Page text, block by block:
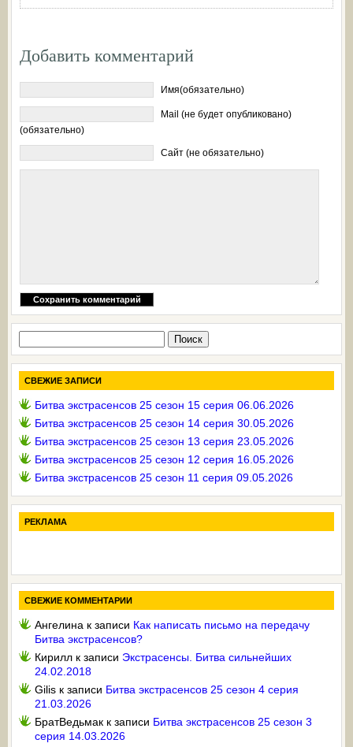
Добавить комментарий
Имя(обязательно)
Mail (не будет опубликовано)
(обязательно)
Сайт (не обязательно)
СВЕЖИЕ ЗАПИСИ
Битва экстрасенсов 25 сезон 15 серия 06.06.2026
Битва экстрасенсов 25 сезон 14 серия 30.05.2026
Битва экстрасенсов 25 сезон 13 серия 23.05.2026
Битва экстрасенсов 25 сезон 12 серия 16.05.2026
Битва экстрасенсов 25 сезон 11 серия 09.05.2026
РЕКЛАМА
СВЕЖИЕ КОММЕНТАРИИ
Ангелина к записи Как написать письмо на передачу
Битва экстрасенсов?
Кирилл к записи Экстрасенсы. Битва сильнейших
24.02.2018
Gilis к записи Битва экстрасенсов 25 сезон 4 серия
21.03.2026
БратВедьмак к записи Битва экстрасенсов 25 сезон 3
серия 14.03.2026